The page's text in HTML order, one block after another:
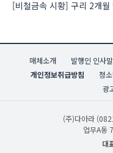
매체소개 발행인 인사말
개인정보취급방침
청
광
(주)다아라
업무A동
대